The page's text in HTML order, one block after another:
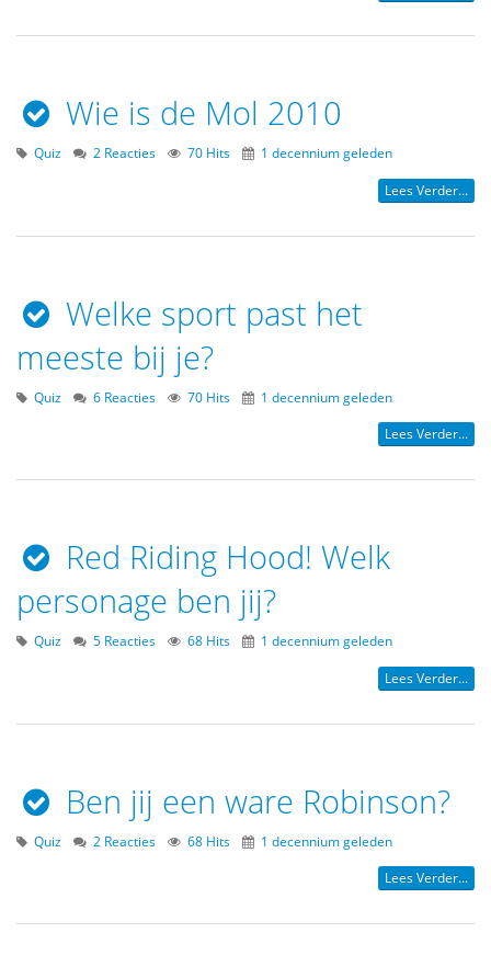
Wie is de Mol 2010
Quiz 2 Reacties 70 Hits 1 decennium geleden
Lees Verder...
Welke sport past het
meeste bij je?
Quiz 6 Reacties 70 Hits 1 decennium geleden
Lees Verder...
Red Riding Hood! Welk
personage ben jij?
Quiz 5 Reacties 68 Hits 1 decennium geleden
Lees Verder...
Ben jij een ware Robinson?
Quiz 2 Reacties 68 Hits 1 decennium geleden
Lees Verder...